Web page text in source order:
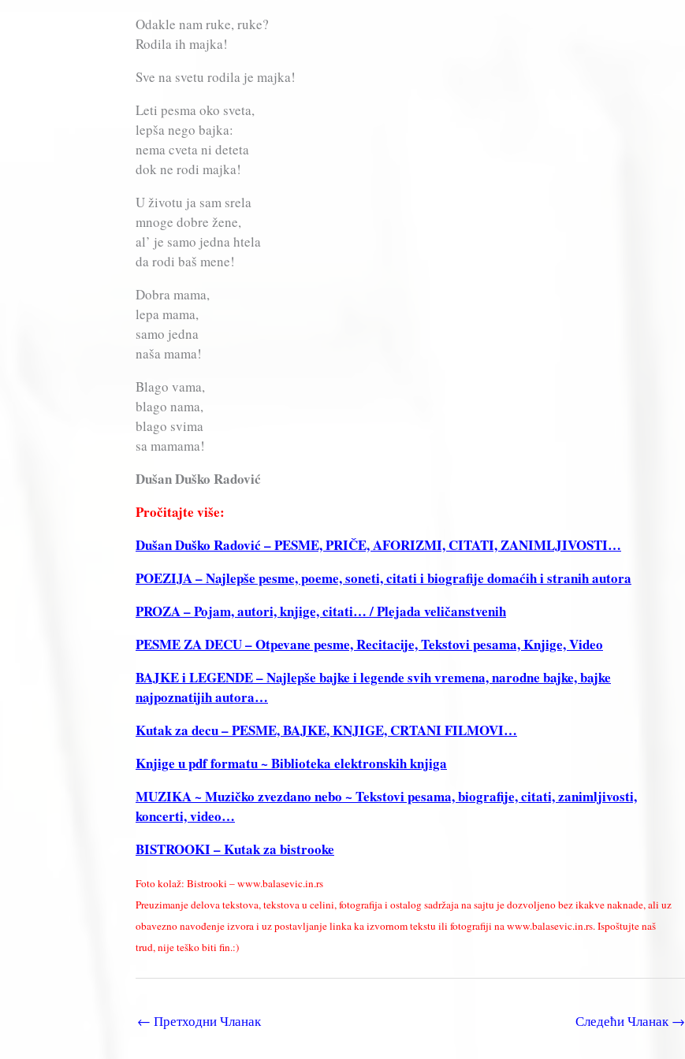
Odakle nam ruke, ruke?
Rodila ih majka!
Sve na svetu rodila je majka!
Leti pesma oko sveta,
lepša nego bajka:
nema cveta ni deteta
dok ne rodi majka!
U životu ja sam srela
mnoge dobre žene,
al’ je samo jedna htela
da rodi baš mene!
Dobra mama,
lepa mama,
samo jedna
naša mama!
Blago vama,
blago nama,
blago svima
sa mamama!
Dušan Duško Radović
Pročitajte više:
Dušan Duško Radović – PESME, PRIČE, AFORIZMI, CITATI, ZANIMLJIVOSTI…
POEZIJA – Najlepše pesme, poeme, soneti, citati i biografije domaćih i stranih autora
PROZA – Pojam, autori, knjige, citati… / Plejada veličanstvenih
PESME ZA DECU – Otpevane pesme, Recitacije, Tekstovi pesama, Knjige, Video
BAJKE i LEGENDE – Najlepše bajke i legende svih vremena, narodne bajke, bajke
najpoznatijih autora…
Kutak za decu – PESME, BAJKE, KNJIGE, CRTANI FILMOVI…
Knjige u pdf formatu ~ Biblioteka elektronskih knjiga
MUZIKA ~ Muzičko zvezdano nebo ~ Tekstovi pesama, biografije, citati, zanimljivosti,
koncerti, video…
BISTROOKI – Kutak za bistrooke
Foto kolaž: Bistrooki – www.balasevic.in.rs
Preuzimanje delova tekstova, tekstova u celini, fotografija i ostalog sadržaja na sajtu je dozvoljeno bez ikakve naknade, ali uz
obavezno navođenje izvora i uz postavljanje linka ka izvornom tekstu ili fotografiji na www.balasevic.in.rs. Ispoštujte naš
trud, nije teško biti fin.:)
← Претходни Чланак Следећи Чланак→